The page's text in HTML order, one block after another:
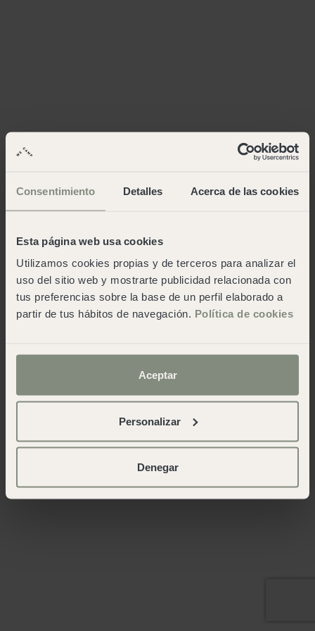
Consentimiento Detalles Acerca de las cookies
Esta página web usa cookies
Utilizamos cookies propias y de terceros para analizar el
uso del sitio web y mostrarte publicidad relacionada con
tus preferencias sobre la base de un perfil elaborado a
partir de tus hábitos de navegación. Política de cookies
Aceptar
Personalizar
Denegar